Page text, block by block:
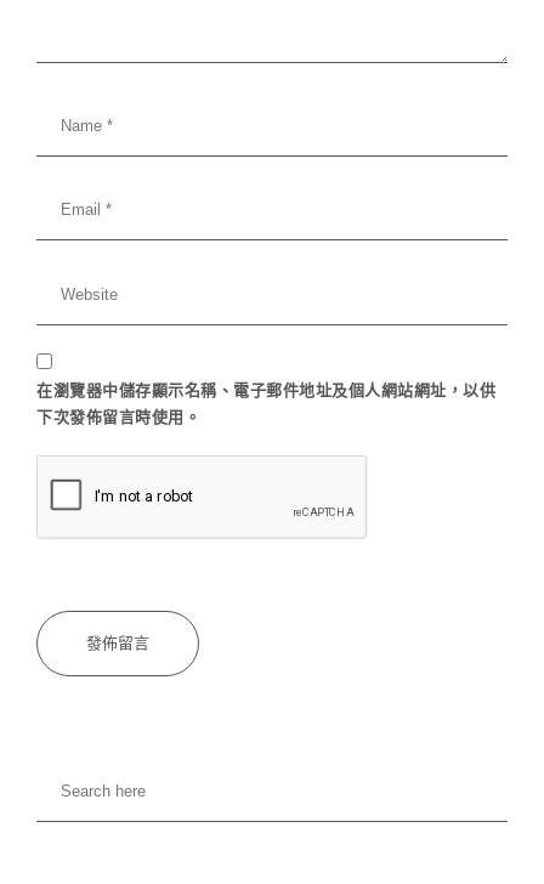
在瀏覽器中儲存顯示名稱、電子郵件地址及個人網站網址，以供
下次發佈留言時使用。